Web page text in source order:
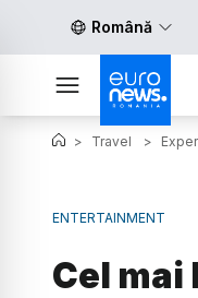
Română
> Travel >
ENTERTAINMENT
Cel mai